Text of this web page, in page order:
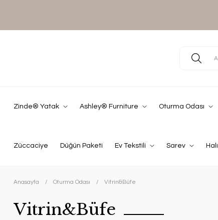
Zinde® Yatak Ashley® Furniture Oturma Odası
Züccaciye Düğün Paketi Ev Tekstili Sarev Halı
Anasayfa Oturma Odası Vitrin&Büfe
Vitrin&Büfe